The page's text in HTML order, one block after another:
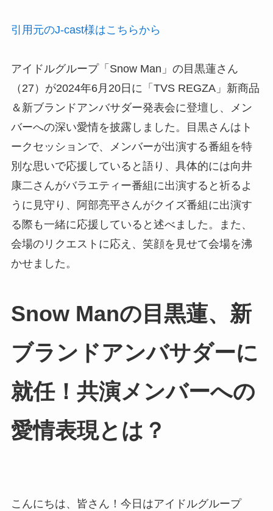
引用元のJ-cast様はこちらから
アイドルグループ「Snow Man」の目黒蓮さん
（27）が2024年6月20日に「TVS REGZA」新商品
＆新ブランドアンバサダー発表会に登壇し、メン
バーへの深い愛情を披露しました。目黒さんはト
ークセッションで、メンバーが出演する番組を特
別な思いで応援していると語り、具体的には向井
康二さんがバラエティー番組に出演すると祈るよ
うに見守り、阿部亮平さんがクイズ番組に出演す
る際も一緒に応援していると述べました。また、
会場のリクエストに応え、笑顔を見せて会場を沸
かせました。
Snow Manの目黒蓮、新
ブランドアンバサダーに
就任！共演メンバーへの
愛情表現とは？
こんにちは、皆さん！今日はアイドルグループ